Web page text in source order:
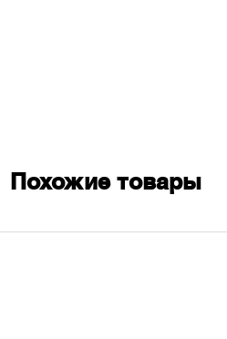
Похожие товары